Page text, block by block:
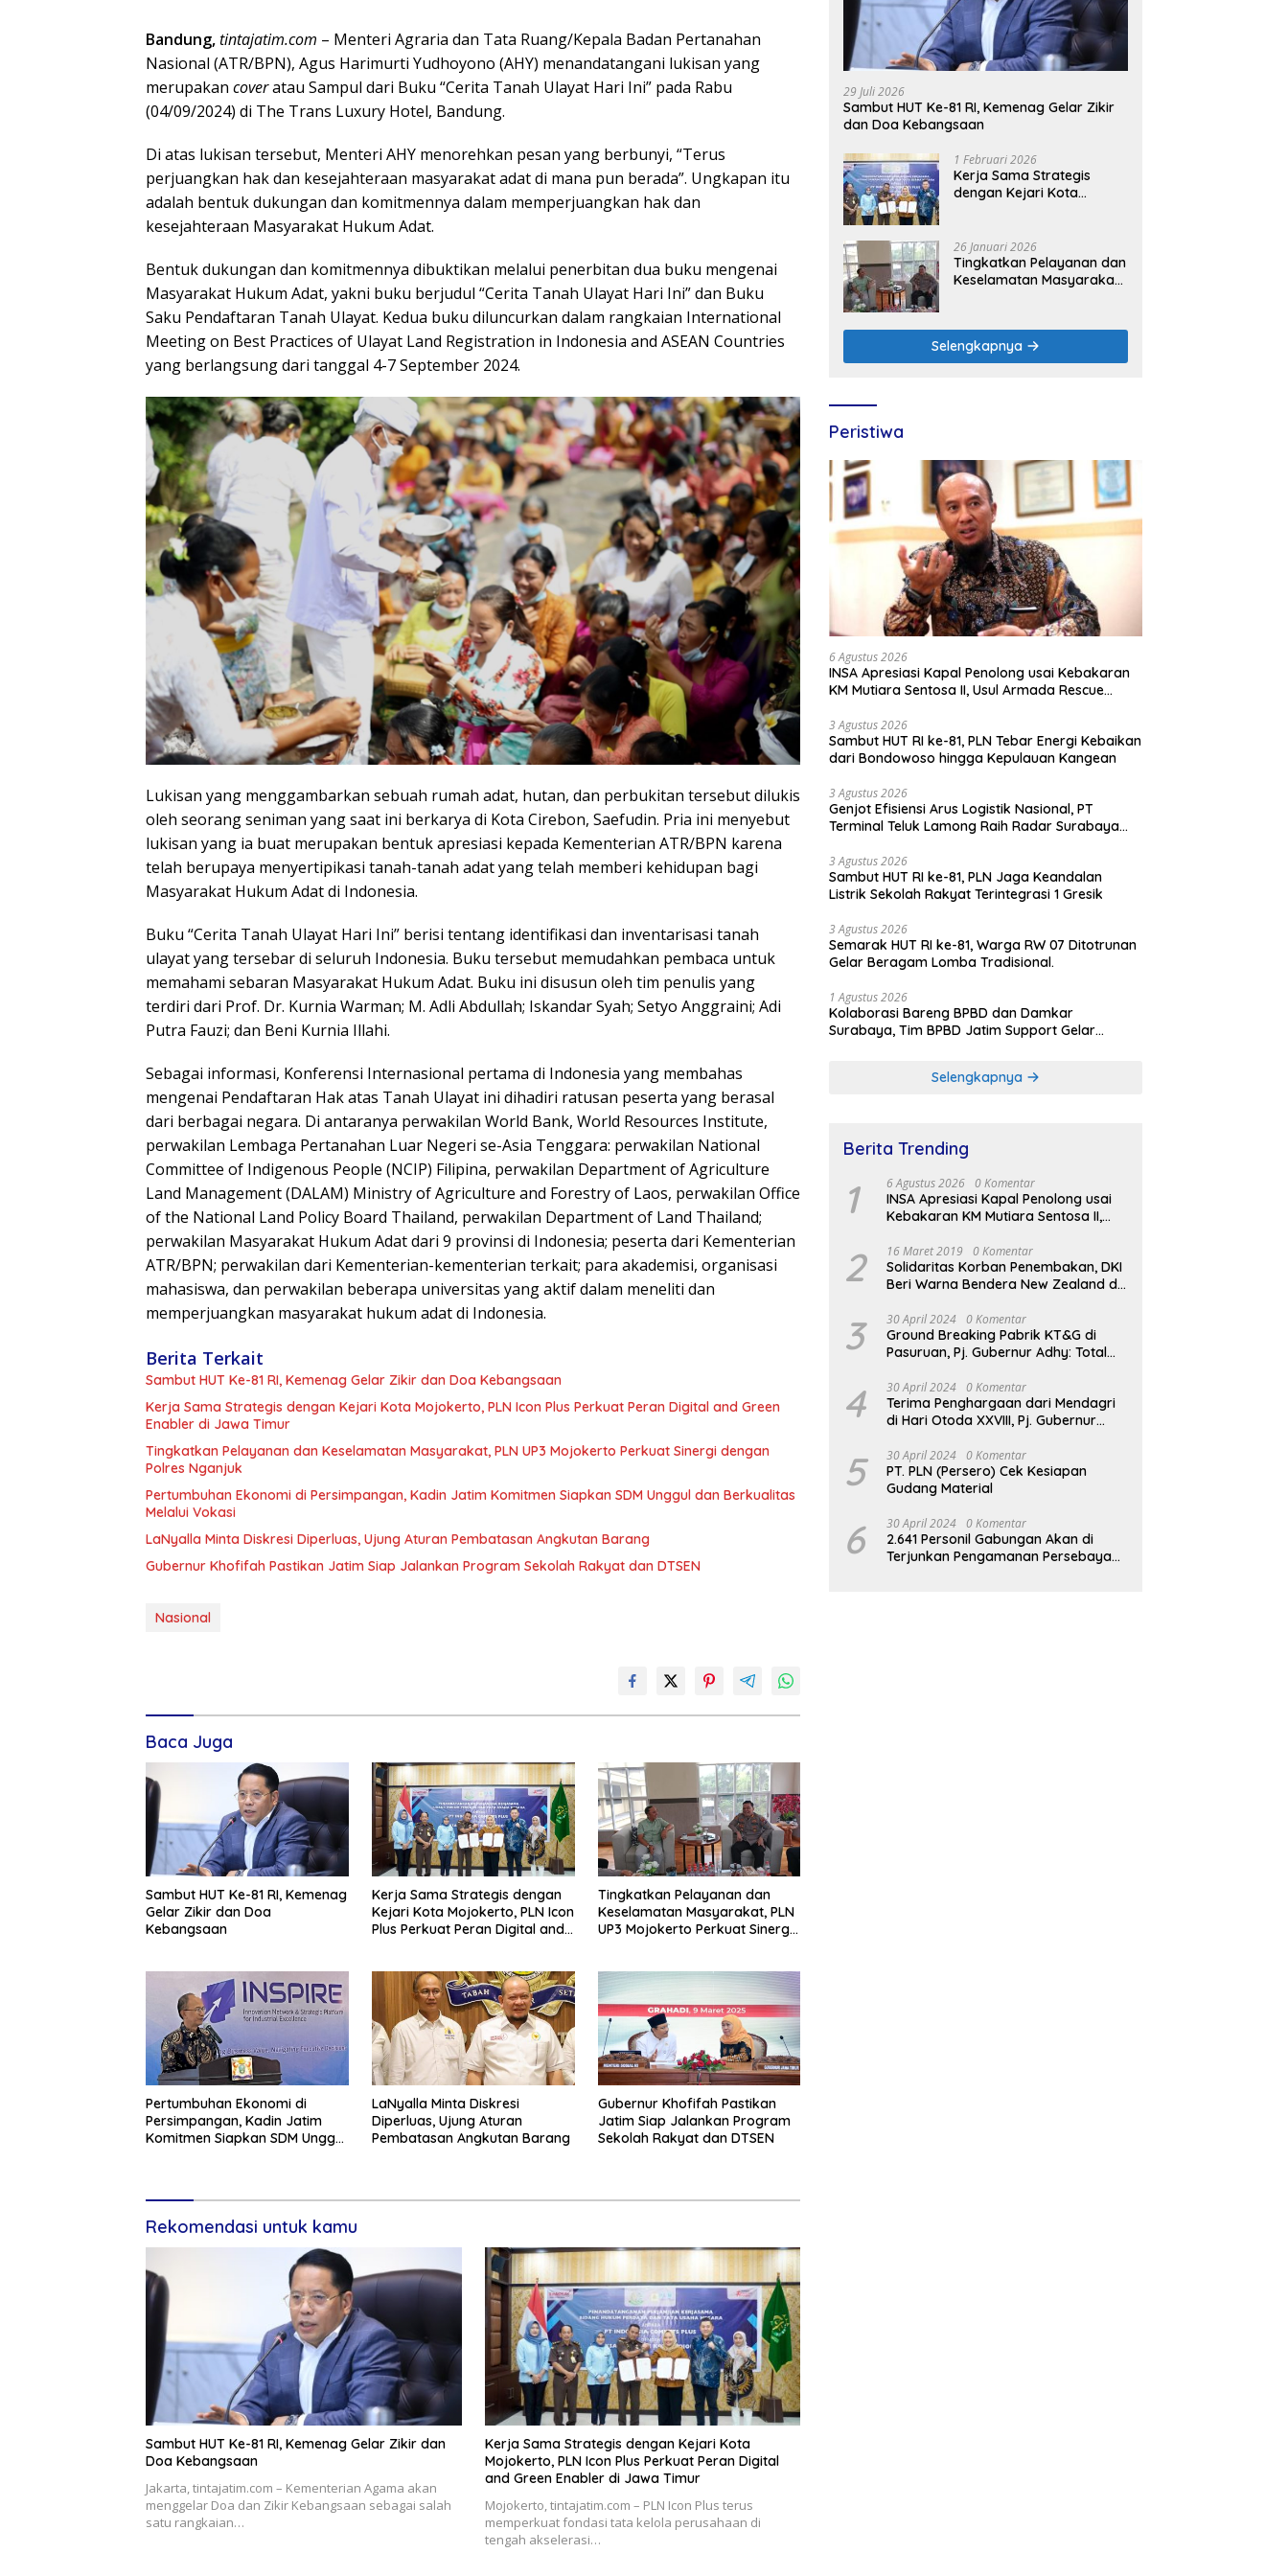
Bandung,tintajatim.com – Menteri Agraria dan Tata Ruang/Kepala Badan Pertanahan
Nasional (ATR/BPN), Agus Harimurti Yudhoyono (AHY) menandatangani lukisan yang
merupakan coveratau Sampul dari Buku “Cerita Tanah Ulayat Hari Ini” pada Rabu
(04/09/2024) di The Trans Luxury Hotel, Bandung.
Di atas lukisan tersebut, Menteri AHY menorehkan pesan yang berbunyi, “Terus
perjuangkan hak dan kesejahteraan masyarakat adat di mana pun berada”. Ungkapan itu
adalah bentuk dukungan dan komitmennya dalam memperjuangkan hak dan
kesejahteraan Masyarakat Hukum Adat.
Bentuk dukungan dan komitmennya dibuktikan melalui penerbitan dua buku mengenai
Masyarakat Hukum Adat, yakni buku berjudul “Cerita Tanah Ulayat Hari Ini” dan Buku
Saku Pendaftaran Tanah Ulayat. Kedua buku diluncurkan dalam rangkaian International
Meeting on Best Practices of Ulayat Land Registration in Indonesia and ASEAN Countries
yang berlangsung dari tanggal 4-7 September 2024.
Lukisan yang menggambarkan sebuah rumah adat, hutan, dan perbukitan tersebut dilukis
oleh seorang seniman yang saat ini berkarya di Kota Cirebon, Saefudin. Pria ini menyebut
lukisan yang ia buat merupakan bentuk apresiasi kepada Kementerian ATR/BPN karena
telah berupaya menyertipikasi tanah-tanah adat yang telah memberi kehidupan bagi
Masyarakat Hukum Adat di Indonesia.
Buku “Cerita Tanah Ulayat Hari Ini” berisi tentang identifikasi dan inventarisasi tanah
ulayat yang tersebar di seluruh Indonesia. Buku tersebut memudahkan pembaca untuk
memahami sebaran Masyarakat Hukum Adat. Buku ini disusun oleh tim penulis yang
terdiri dari Prof. Dr. Kurnia Warman; M. Adli Abdullah; Iskandar Syah; Setyo Anggraini; Adi
Putra Fauzi; dan Beni Kurnia Illahi.
Sebagai informasi, Konferensi Internasional pertama di Indonesia yang membahas
mengenai Pendaftaran Hak atas Tanah Ulayat ini dihadiri ratusan peserta yang berasal
dari berbagai negara. Di antaranya perwakilan World Bank, World Resources Institute,
perwakilan Lembaga Pertanahan Luar Negeri se-Asia Tenggara: perwakilan National
Committee of Indigenous People (NCIP) Filipina, perwakilan Department of Agriculture
Land Management (DALAM) Ministry of Agriculture and Forestry of Laos, perwakilan Office
of the National Land Policy Board Thailand, perwakilan Department of Land Thailand;
perwakilan Masyarakat Hukum Adat dari 9 provinsi di Indonesia; peserta dari Kementerian
ATR/BPN; perwakilan dari Kementerian-kementerian terkait; para akademisi, organisasi
mahasiswa, dan perwakilan beberapa universitas yang aktif dalam meneliti dan
memperjuangkan masyarakat hukum adat di Indonesia.
Berita Terkait
Sambut HUT Ke-81 RI, Kemenag Gelar Zikir dan Doa Kebangsaan
Kerja Sama Strategis dengan Kejari Kota Mojokerto, PLN Icon Plus Perkuat Peran Digital and Green
Enabler di Jawa Timur
Tingkatkan Pelayanan dan Keselamatan Masyarakat, PLN UP3 Mojokerto Perkuat Sinergi dengan
Polres Nganjuk
Pertumbuhan Ekonomi di Persimpangan, Kadin Jatim Komitmen Siapkan SDM Unggul dan Berkualitas
Melalui Vokasi
LaNyalla Minta Diskresi Diperluas, Ujung Aturan Pembatasan Angkutan Barang
Gubernur Khofifah Pastikan Jatim Siap Jalankan Program Sekolah Rakyat dan DTSEN
Nasional
Baca Juga
Sambut HUT Ke-81 RI, Kemenag
Gelar Zikir dan Doa
Kebangsaan
Kerja Sama Strategis dengan
Kejari Kota Mojokerto, PLN Icon
Plus Perkuat Peran Digital and
Tingkatkan Pelayanan dan
Keselamatan Masyarakat, PLN
UP3 Mojokerto Perkuat Sinergi
Pertumbuhan Ekonomi di
Persimpangan, Kadin Jatim
Komitmen Siapkan SDM Unggul
LaNyalla Minta Diskresi
Diperluas, Ujung Aturan
Pembatasan Angkutan Barang
Gubernur Khofifah Pastikan
Jatim Siap Jalankan Program
Sekolah Rakyat dan DTSEN
Rekomendasi untuk kamu
Sambut HUT Ke-81 RI, Kemenag Gelar Zikir dan
Doa Kebangsaan
Jakarta, tintajatim.com – Kementerian Agama akan
menggelar Doa dan Zikir Kebangsaan sebagai salah
satu rangkaian…
Kerja Sama Strategis dengan Kejari Kota
Mojokerto, PLN Icon Plus Perkuat Peran Digital
and Green Enabler di Jawa Timur
Mojokerto, tintajatim.com – PLN Icon Plus terus
memperkuat fondasi tata kelola perusahaan di
tengah akselerasi…
29 Juli 2026
Sambut HUT Ke-81 RI, Kemenag Gelar Zikir
dan Doa Kebangsaan
1 Februari 2026
Kerja Sama Strategis
dengan Kejari Kota
Green Enabler di Jawa
Timur
26 Januari 2026
Tingkatkan Pelayanan dan
Keselamatan Masyarakat,
Polres Nganjuk
Selengkapnya
Peristiwa
6 Agustus 2026
INSA Apresiasi Kapal Penolong usai Kebakaran
KM Mutiara Sentosa II, Usul Armada Rescue
3 Agustus 2026
Sambut HUT RI ke-81, PLN Tebar Energi Kebaikan
dari Bondowoso hingga Kepulauan Kangean
3 Agustus 2026
Genjot Efisiensi Arus Logistik Nasional, PT
Terminal Teluk Lamong Raih Radar Surabaya
3 Agustus 2026
Sambut HUT RI ke-81, PLN Jaga Keandalan
Listrik Sekolah Rakyat Terintegrasi 1 Gresik
3 Agustus 2026
Semarak HUT RI ke-81, Warga RW 07 Ditotrunan
Gelar Beragam Lomba Tradisional.
1 Agustus 2026
Kolaborasi Bareng BPBD dan Damkar
Surabaya, Tim BPBD Jatim Support Gelar
Selengkapnya
Berita Trending
1 6 Agustus 2026 0 Komentar
INSA Apresiasi Kapal Penolong usai
Kebakaran KM Mutiara Sentosa II,
2 16 Maret 2019 0 Komentar
Solidaritas Korban Penembakan, DKI
Beri Warna Bendera New Zealand di
3 30 April 2024 0 Komentar
Ground Breaking Pabrik KT&G di
Pasuruan, Pj. Gubernur Adhy: Total
Serap Ribuan Tenaga Kerja
4 30 April 2024 0 Komentar
Terima Penghargaan dari Mendagri
di Hari Otoda XXVIII, Pj. Gubernur
Reformasi Birokrasi Jadi Kunci
Keberhasilan Jatim
5 30 April 2024 0 Komentar
PT. PLN (Persero) Cek Kesiapan
Gudang Material
6 30 April 2024 0 Komentar
2.641 Personil Gabungan Akan di
Terjunkan Pengamanan Persebaya